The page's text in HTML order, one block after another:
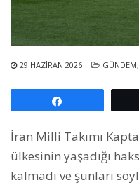
29 HAZIRAN 2026 GÜNDEM,
İran Milli Takımı
ülkesinin yaşadığı
kalmadı ve şunları